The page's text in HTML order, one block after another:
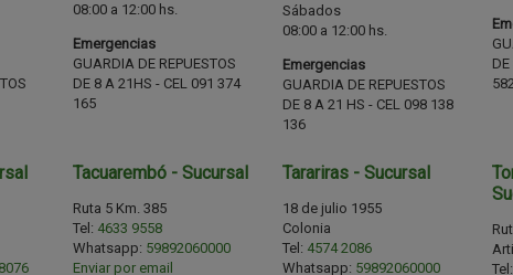
08:00 a 12:00 hs.
Emergencias
GUARDIA DE REPUESTOS
DE 8 A 21HS - CEL 091 374
165
Sábados
08:00 a 12:00 hs.
Emergencias
GUARDIA DE REPUESTOS
DE 8 A 21 HS - CEL 098 138
136
Tacuarembó - Sucursal
Ruta 5 Km. 385
Tel: 4633 9558
Whatsapp: 59892060000
Enviar por email
Tarariras - Sucursal
18 de julio 1955
Colonia
Tel: 4574 2086
Whatsapp: 59892060000
Tel: